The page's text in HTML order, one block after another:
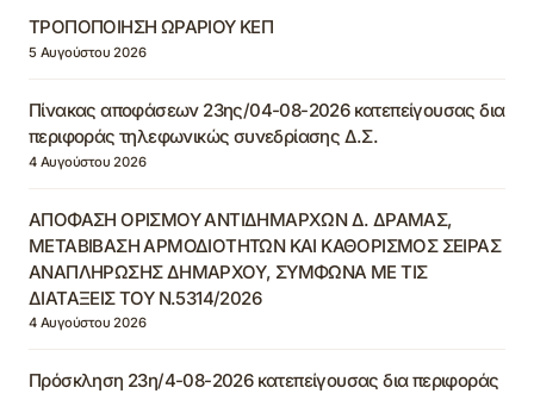
ΤΡΟΠΟΠΟΙΗΣΗ ΩΡΑΡΙΟΥ ΚΕΠ
5 Αυγούστου 2026
Πίνακας αποφάσεων 23ης/04-08-2026 κατεπείγουσας δια
περιφοράς τηλεφωνικώς συνεδρίασης Δ.Σ.
4 Αυγούστου 2026
ΑΠΟΦΑΣΗ ΟΡΙΣΜΟΥ ΑΝΤΙΔΗΜΑΡΧΩΝ Δ. ΔΡΑΜΑΣ,
ΜΕΤΑΒΙΒΑΣΗ ΑΡΜΟΔΙΟΤΗΤΩΝ ΚΑΙ ΚΑΘΟΡΙΣΜΟΣ ΣΕΙΡΑΣ
ΑΝΑΠΛΗΡΩΣΗΣ ΔΗΜΑΡΧΟΥ, ΣΥΜΦΩΝΑ ΜΕ ΤΙΣ
ΔΙΑΤΑΞΕΙΣ ΤΟΥ Ν.5314/2026
4 Αυγούστου 2026
Πρόσκληση 23η/4-08-2026 κατεπείγουσας δια περιφοράς